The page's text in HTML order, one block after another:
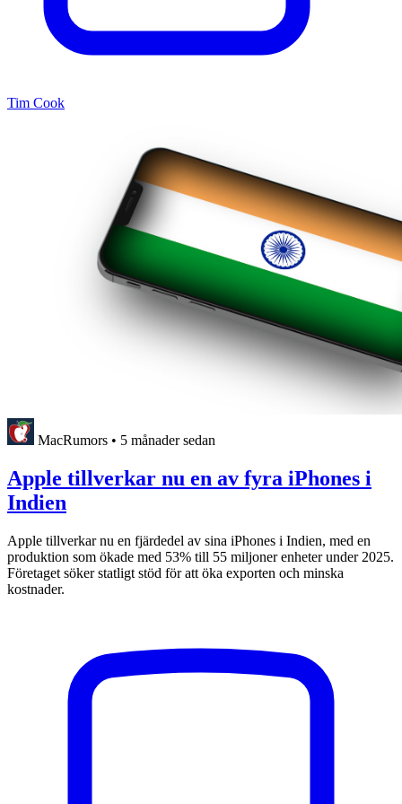
Tim Cook
MacRumors • 5 månader sedan
Apple tillverkar nu en av fyra iPhones i
Indien
Apple tillverkar nu en fjärdedel av sina iPhones i Indien, med en
produktion som ökade med 53% till 55 miljoner enheter under 2025.
Företaget söker statligt stöd för att öka exporten och minska
kostnader.